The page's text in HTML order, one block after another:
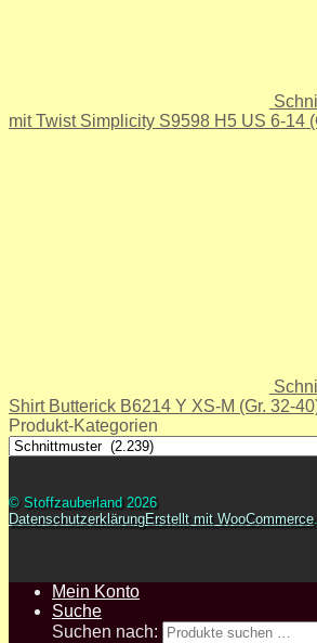
mit Twist Simplicity S9598 H5 US 6-14
Shirt Butterick B6214 Y XS-M (Gr. 32-
Produkt-Kategorien
© Stoffzauberland 2026
DatenschutzerklärungErstellt mit WooCommerce
Mein Konto
Suche
Suchen nach: